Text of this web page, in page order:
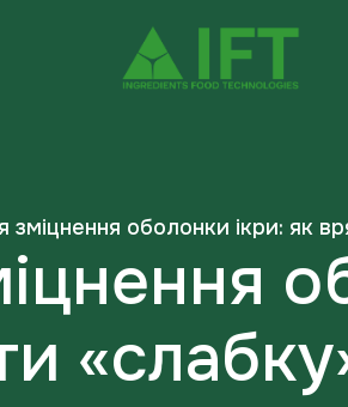
зміцнення оболонки ікри: як